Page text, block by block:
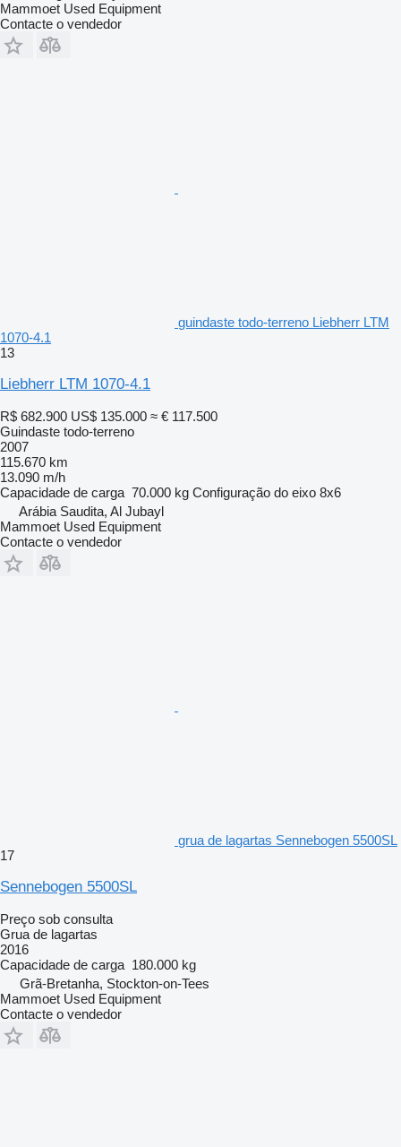
Mammoet Used Equipment
Contacte o vendedor
guindaste todo-terreno Liebherr LTM
1070-4.1
13
Liebherr LTM 1070-4.1
R$ 682.900 US$ 135.000 ≈ € 117.500
Guindaste todo-terreno
2007
115.670 km
13.090 m/h
Capacidade de carga 70.000 kg Configuração do eixo 8x6
Arábia Saudita, Al Jubayl
Mammoet Used Equipment
Contacte o vendedor
grua de lagartas Sennebogen 5500SL
17
Sennebogen 5500SL
Preço sob consulta
Grua de lagartas
2016
Capacidade de carga 180.000 kg
Grã-Bretanha, Stockton-on-Tees
Mammoet Used Equipment
Contacte o vendedor